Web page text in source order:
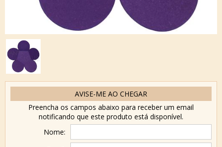
AVISE-ME AO CHEGAR
Preencha os campos abaixo para receber um email
notificando que este produto está disponível.
Nome: